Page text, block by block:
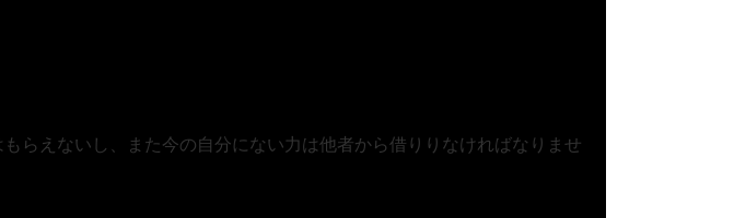
らえないし、また今の自分にない力は他者から借りりなければなりませ